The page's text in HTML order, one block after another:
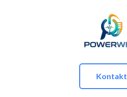
Kontakt